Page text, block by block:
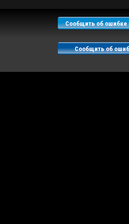
Сообщить об ошибке
Сообщить об